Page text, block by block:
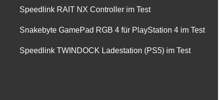
Speedlink RAIT NX Controller im Test
Snakebyte GamePad RGB 4 für PlayStation 4 im Test
Speedlink TWINDOCK Ladestation (PS5) im Test